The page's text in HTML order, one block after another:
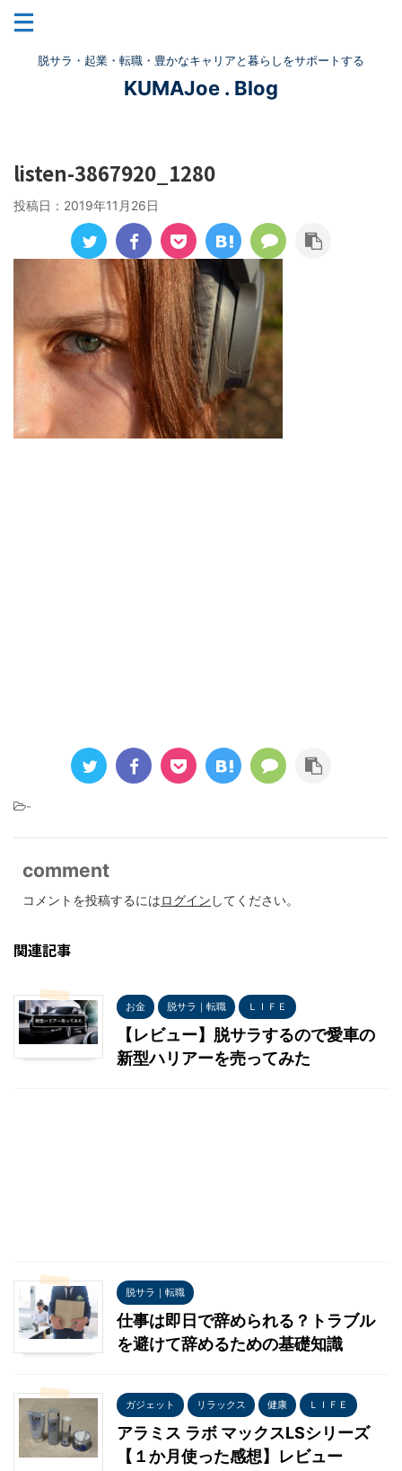
脱サラ・起業・転職・豊かなキャリアと暮らしをサポートする
KUMAJoe . Blog
listen-3867920_1280
投稿日： 2019年11月26日
-
comment
コメントを投稿するにはログイン してください。
関連記事
お金 脱サラ｜転職 ＬＩＦＥ
【レビュー】脱サラするので愛車の
新型ハリアーを売ってみた
脱サラ｜転職
仕事は即日で辞められる？トラブル
を避けて辞めるための基礎知識
ガジェット リラックス 健康 ＬＩＦＥ
アラミス ラボ マックスLSシリーズ
【１か月使った感想】レビュー